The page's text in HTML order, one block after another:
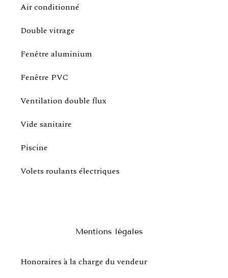
Air conditionné
Double vitrage
Fenêtre aluminium
Fenêtre PVC
Ventilation double flux
Vide sanitaire
Piscine
Volets roulants électriques
Mentions légales
Honoraires à la charge du vendeur